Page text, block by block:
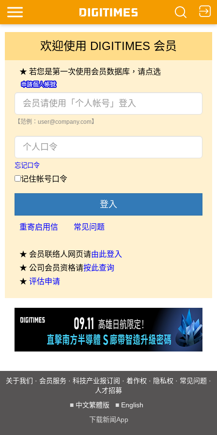
欢迎使用 DIGITIMES 会员
★ 若您是第一次使用会员数据库，请点选
【范例：user@company.com】
忘记口令
记住帐号口令
登入
重寄启用信 常见问题
★ 会员联络人网页请由此登入
★ 公司会员资格请按此查询
★ 评估申请
关于我们 · 会员服务 · 科技产业报订阅 · 着作权 · 隐私权 · 常见问题 ·
人才招募
■ 中文繁體版 ■ English
下载新闻App